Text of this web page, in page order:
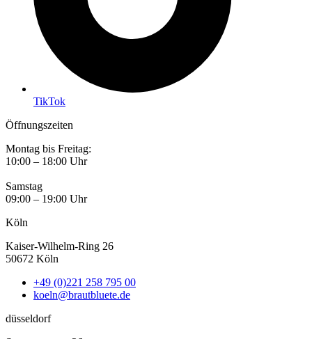
TikTok
Öffnungszeiten
Montag bis Freitag:
10:00 – 18:00 Uhr
Samstag
09:00 – 19:00 Uhr
Köln
Kaiser-Wilhelm-Ring 26
50672 Köln
+49 (0)221 258 795 00
koeln@brautbluete.de
düsseldorf